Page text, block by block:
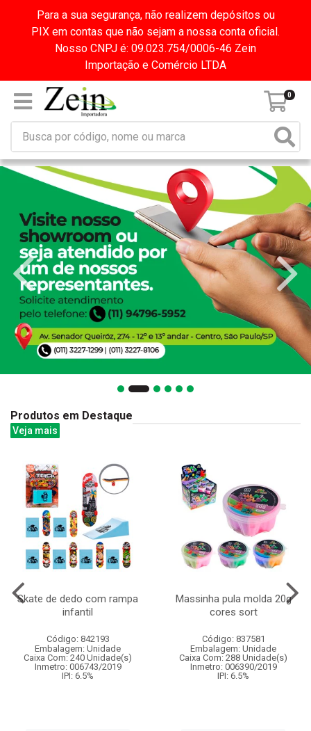
Para a sua segurança, não realizem depósitos ou
PIX em contas que não sejam a nossa conta oficial.
Nosso CNPJ é: 09.023.754/0006-46 Zein
Importação e Comércio LTDA
0
Produtos em Destaque
Veja mais
Skate de dedo com rampa
infantil
Código: 842193
Embalagem: Unidade
Caixa Com: 240 Unidade(s)
Inmetro: 006743/2019
IPI: 6.5%
Massinha pula molda 20g
cores sort
Código: 837581
Embalagem: Unidade
Caixa Com: 288 Unidade(s)
Inmetro: 006390/2019
IPI: 6.5%